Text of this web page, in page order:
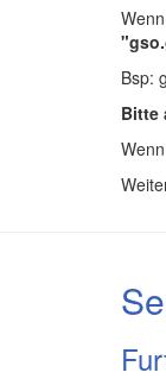
Bsp:
Bitte